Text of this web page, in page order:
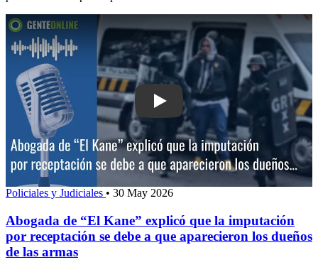
Play: Abogada de “El Kane” explicó
Policiales y Judiciales • 30 May 2026
Abogada de “El Kane” explicó que la imputación
por receptación se debe a que aparecieron los dueños
de las armas